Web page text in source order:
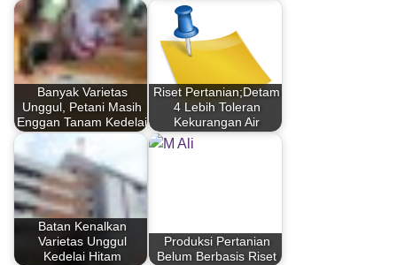
Banyak Varietas
Unggul, Petani Masih
Enggan Tanam Kedelai
Riset Pertanian;Detam
4 Lebih Toleran
Kekurangan Air
Batan Kenalkan
Varietas Unggul
Kedelai Hitam
Produksi Pertanian
Belum Berbasis Riset